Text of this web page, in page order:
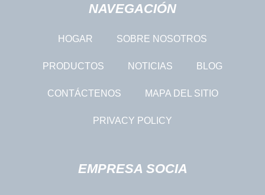
NAVEGACIÓN
HOGAR SOBRE NOSOTROS
PRODUCTOS NOTICIAS BLOG
CONTÁCTENOS MAPA DEL SITIO
PRIVACY POLICY
EMPRESA SOCIA